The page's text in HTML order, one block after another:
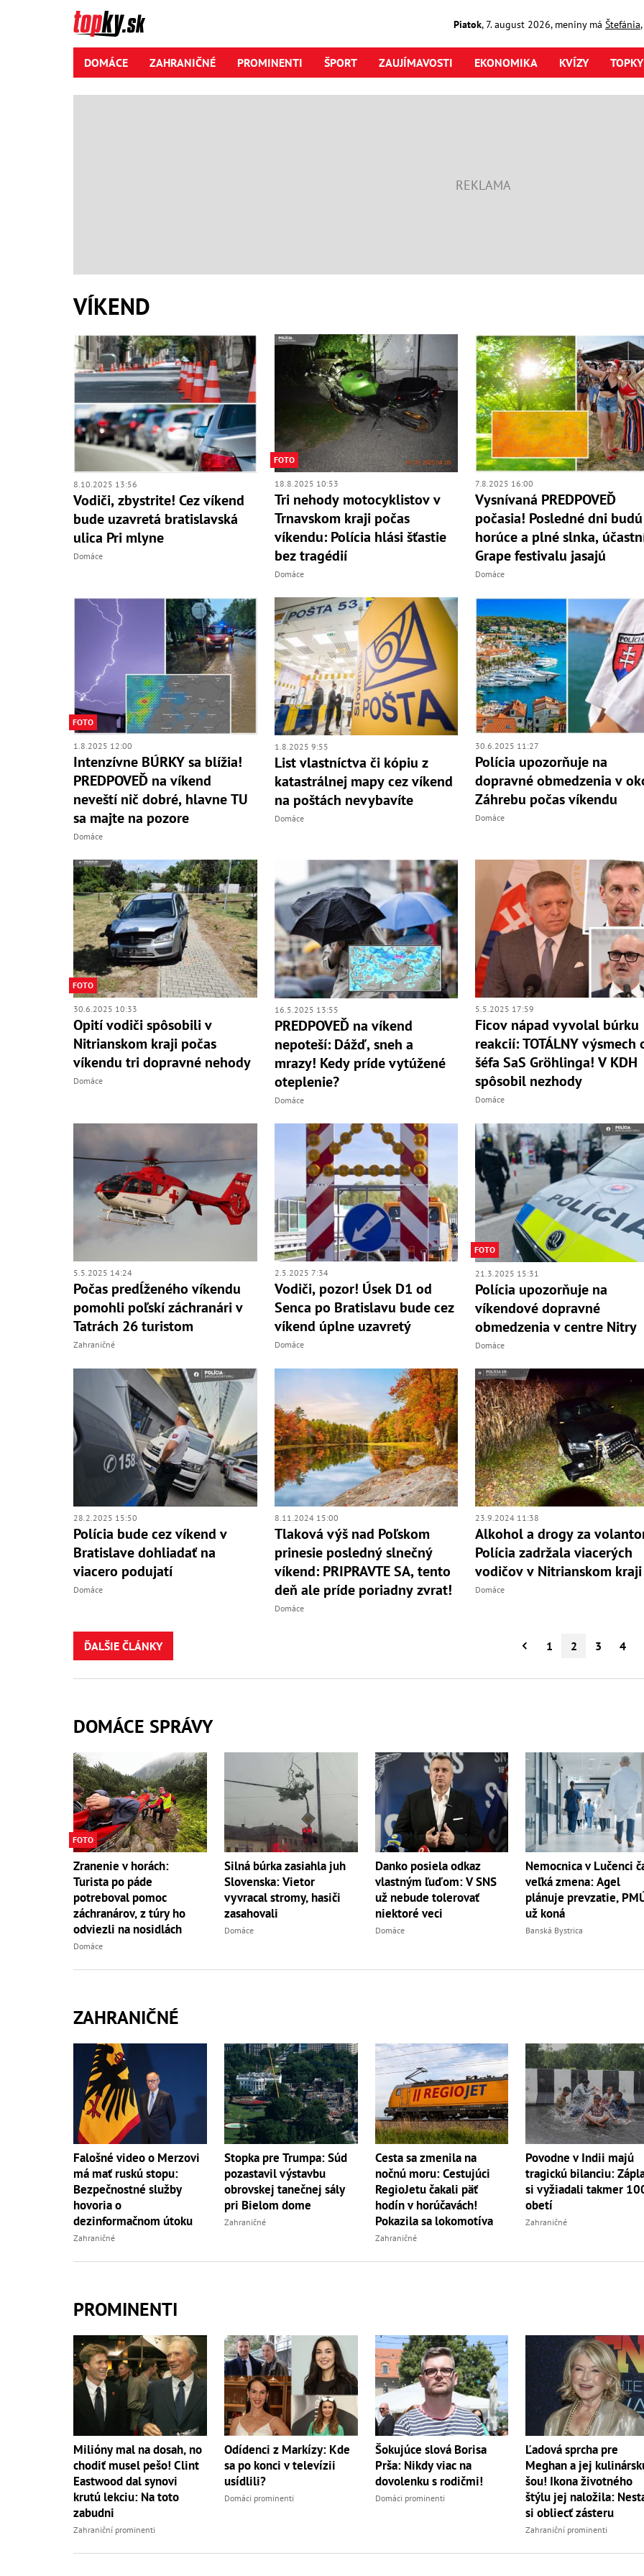
Piatok,7. august2026, meniny má Štefánia
DOMÁCE ZAHRANIČNÉ PROMINENTI ŠPORT ZAUJÍMAVOSTI EKONOMIKA KVÍZY
VÍKEND
8.10.2025 13:56
Vodiči, zbystrite! Cez víkend
bude uzavretá bratislavská
ulica Pri mlyne
Domáce
FOTO
18.8.2025 10:53
Tri nehody motocyklistov v
Trnavskom kraji počas
víkendu: Polícia hlási šťastie
bez tragédií
Domáce
7.8.2025 16:00
Vysnívaná PREDPOVEĎ
počasia! Posledné dni budú
horúce a plné slnka,
Grape festivalu jasajú
Domáce
FOTO
1.8.2025 12:00
Intenzívne BÚRKY sa blížia!
PREDPOVEĎ na víkend
neveští nič dobré, hlavne TU
sa majte na pozore
Domáce
1.8.2025 9:55
List vlastníctva či kópiu z
katastrálnej mapy cez víkend
na poštách nevybavíte
Domáce
30.6.2025 11:27
Polícia upozorňuje na
dopravné obmedzenia v
Záhrebu počas víkendu
Domáce
FOTO
30.6.2025 10:33
Opití vodiči spôsobili v
Nitrianskom kraji počas
víkendu tri dopravné nehody
Domáce
16.5.2025 13:55
PREDPOVEĎ na víkend
nepoteší: Dážď, sneh a
mrazy! Kedy príde vytúžené
oteplenie?
Domáce
5.5.2025 17:59
Ficov nápad vyvolal búrku
reakcií: TOTÁLNY výsmech
šéfa SaS Gröhlinga! V KDH
spôsobil nezhody
Domáce
5.5.2025 14:24
Počas predĺženého víkendu
pomohli poľskí záchranári v
Tatrách 26 turistom
Zahraničné
2.5.2025 7:34
Vodiči, pozor! Úsek D1 od
Senca po Bratislavu bude cez
víkend úplne uzavretý
Domáce
FOTO
21.3.2025 15:31
Polícia upozorňuje na
víkendové dopravné
obmedzenia v centre Nitry
Domáce
28.2.2025 15:50
Polícia bude cez víkend v
Bratislave dohliadať na
viacero podujatí
Domáce
8.11.2024 15:00
Tlaková výš nad Poľskom
prinesie posledný slnečný
víkend: PRIPRAVTE SA, tento
deň ale príde poriadny zvrat!
Domáce
23.9.2024 11:38
Alkohol a drogy za
Polícia zadržala viacerých
vodičov v Nitrianskom kraji
Domáce
ĎALŠIE ČLÁNKY 1 2 3 4
DOMÁCE SPRÁVY
FOTO
Zranenie v horách:
Turista po páde
potreboval pomoc
záchranárov, z túry ho
odviezli na nosidlách
Domáce
Silná búrka zasiahla juh
Slovenska: Vietor
vyvracal stromy, hasiči
zasahovali
Domáce
Danko posiela odkaz
vlastným ľuďom: V SNS
už nebude tolerovať
niektoré veci
Domáce
Nemocnica v Lučenci
veľká zmena: Agel
plánuje prevzatie,
už koná
Banská Bystrica
ZAHRANIČNÉ
Falošné video o Merzovi
má mať ruskú stopu:
Bezpečnostné služby
hovoria o
dezinformačnom útoku
Zahraničné
Stopka pre Trumpa: Súd
pozastavil výstavbu
obrovskej tanečnej sály
pri Bielom dome
Zahraničné
Cesta sa zmenila na
nočnú moru: Cestujúci
RegioJetu čakali päť
hodín v horúčavách!
Pokazila sa lokomotíva
Zahraničné
Povodne v Indii majú
tragickú bilanciu:
si vyžiadali takmer
obetí
Zahraničné
PROMINENTI
Milióny mal na dosah, no
chodiť musel pešo! Clint
Eastwood dal synovi
krutú lekciu: Na toto
zabudni
Zahraniční prominenti
Odídenci z Markízy: Kde
sa po konci v televízii
usídlili?
Domáci prominenti
Šokujúce slová Borisa
Prša: Nikdy viac na
dovolenku s rodičmi!
Domáci prominenti
Ľadová sprcha pre
Meghan a jej
šou! Ikona životného
štýlu jej naložila:
si obliecť zásteru
Zahraniční prominenti